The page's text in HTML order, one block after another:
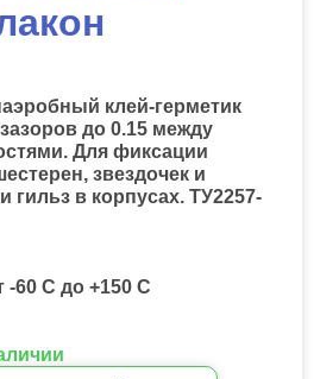
клей-герметик
до 0.15 между
Для фиксации
звездочек и
гильз в корпусах. ТУ2257-
-60 С до +150 С